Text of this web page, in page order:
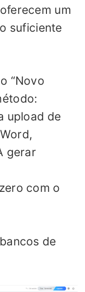
um
suficiente
“Novo
upload de
gerar
com o
de